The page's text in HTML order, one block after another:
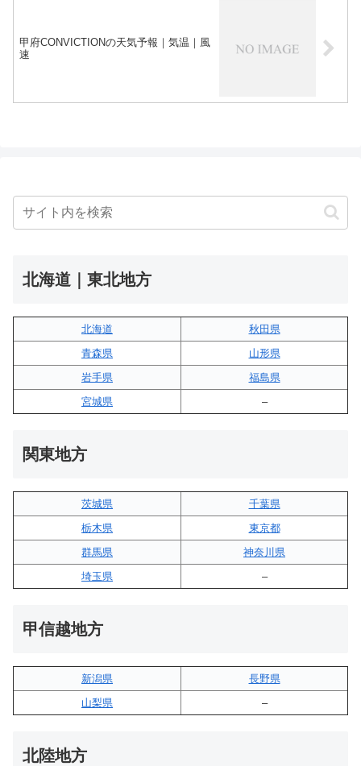
甲府CONVICTIONの天気予報｜気温｜風
速
北海道｜東北地方
北海道
秋田県
青森県
山形県
岩手県
福島県
宮城県
–
関東地方
茨城県
千葉県
栃木県
東京都
群馬県
神奈川県
埼玉県
–
甲信越地方
新潟県
長野県
山梨県
–
北陸地方